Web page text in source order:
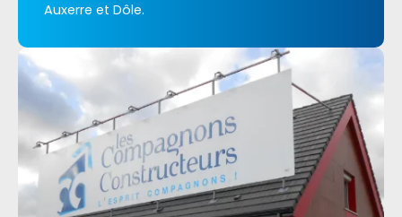
Auxerre et Dôle.